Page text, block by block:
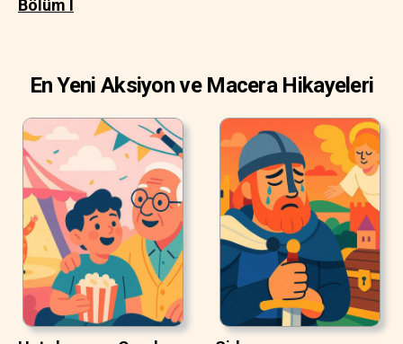
Bölüm I
En Yeni Aksiyon ve Macera Hikayeleri